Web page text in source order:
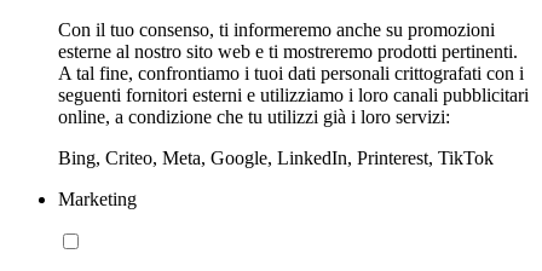
Con il tuo consenso, ti informeremo anche su promozioni
esterne al nostro sito web e ti mostreremo prodotti pertinenti.
A tal fine, confrontiamo i tuoi dati personali crittografati con i
seguenti fornitori esterni e utilizziamo i loro canali pubblicitari
online, a condizione che tu utilizzi già i loro servizi:
Bing, Criteo, Meta, Google, LinkedIn, Printerest, TikTok
Marketing